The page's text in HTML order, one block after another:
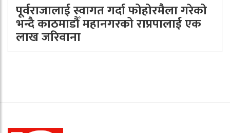
पूर्वराजालाई स्वागत गर्दा फोहोरमैला गरेको
भन्दै काठमाडौँ महानगरको राप्रपालाई एक
लाख जरिवाना